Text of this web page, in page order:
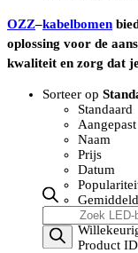
Producten
zoeken
OZZ–kabelbomen
oplossing voor de
kwaliteit en zorg dat
Sorteer op
Standaard
Aangepast
Naam
Prijs
Datum
Relevantie
Product ID